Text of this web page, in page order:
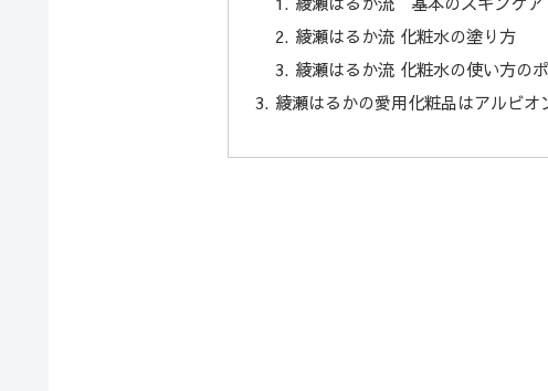
綾瀬はるか流 化粧水の塗り方
綾瀬はるか流 化粧水の使い方の
綾瀬はるかの愛用化粧品はアルビ